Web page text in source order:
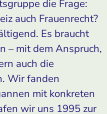
die Frage:
auch Frauenrecht?
Es braucht
– mit dem Anspruch,
auch die
Wir fanden
mit konkreten
wir uns 1995 zur